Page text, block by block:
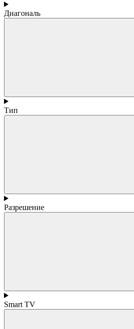
Диагональ
Тип
Разрешение
Smart TV